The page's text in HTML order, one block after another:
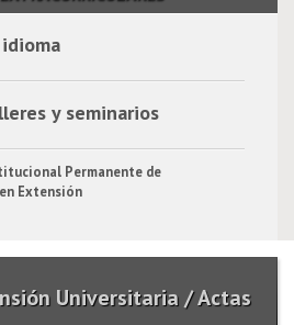
Bosque Nativo
Agrotécnica De
y seminarios
Permanente de
Extensión
Universitaria / Actas